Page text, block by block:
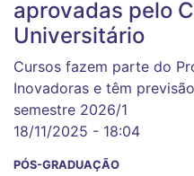
aprovadas pelo
Universitário
Cursos fazem parte do
Inovadoras e têm
semestre 2026/1
18/11/2025 - 18:04
PÓS-GRADUAÇÃO